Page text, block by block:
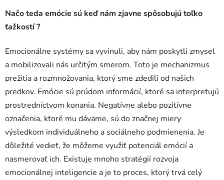
Načo teda emócie sú keď nám zjavne spôsobujú toľko
ťažkostí ?
Emocionálne systémy sa vyvinuli, aby nám poskytli zmysel
a mobilizovali nás určitým smerom. Toto je mechanizmus
prežitia a rozmnožovania, ktorý sme zdedili od našich
predkov. Emócie sú prúdom informácií, ktoré sa interpretujú
prostredníctvom konania. Negatívne alebo pozitívne
označenia, ktoré mu dávame, sú do značnej miery
výsledkom individuálneho a sociálneho podmienenia. Je
dôležité vedieť, že môžeme využiť potenciál emócií a
nasmerovať ich. Existuje mnoho stratégií rozvoja
emocionálnej inteligencie a je to proces, ktorý trvá celý